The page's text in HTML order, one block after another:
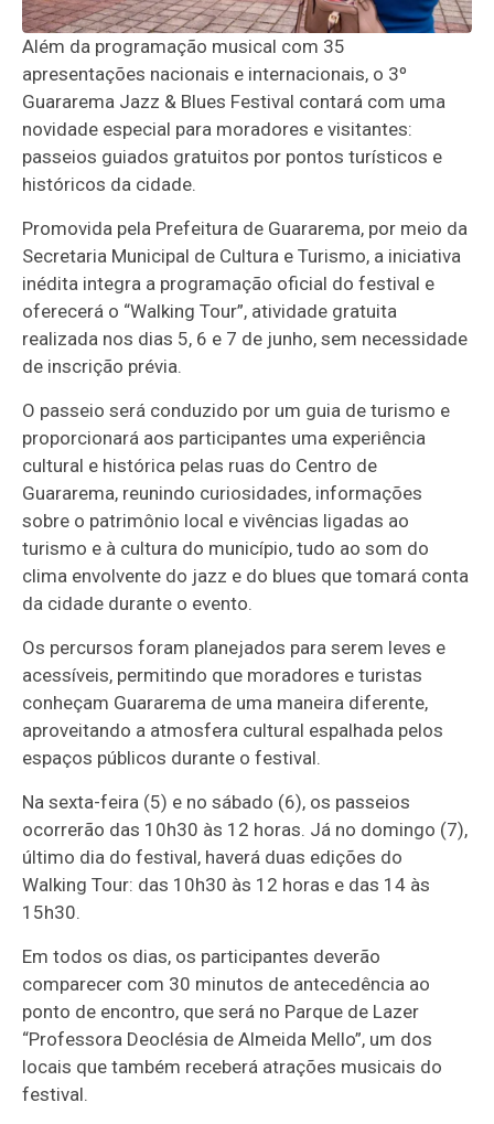
Além da programação musical com 35
apresentações nacionais e internacionais, o 3º
Guararema Jazz & Blues Festival contará com uma
novidade especial para moradores e visitantes:
passeios guiados gratuitos por pontos turísticos e
históricos da cidade.
Promovida pela Prefeitura de Guararema, por meio da
Secretaria Municipal de Cultura e Turismo, a iniciativa
inédita integra a programação oficial do festival e
oferecerá o “Walking Tour”, atividade gratuita
realizada nos dias 5, 6 e 7 de junho, sem necessidade
de inscrição prévia.
O passeio será conduzido por um guia de turismo e
proporcionará aos participantes uma experiência
cultural e histórica pelas ruas do Centro de
Guararema, reunindo curiosidades, informações
sobre o patrimônio local e vivências ligadas ao
turismo e à cultura do município, tudo ao som do
clima envolvente do jazz e do blues que tomará conta
da cidade durante o evento.
Os percursos foram planejados para serem leves e
acessíveis, permitindo que moradores e turistas
conheçam Guararema de uma maneira diferente,
aproveitando a atmosfera cultural espalhada pelos
espaços públicos durante o festival.
Na sexta-feira (5) e no sábado (6), os passeios
ocorrerão das 10h30 às 12 horas. Já no domingo (7),
último dia do festival, haverá duas edições do
Walking Tour: das 10h30 às 12 horas e das 14 às
15h30.
Em todos os dias, os participantes deverão
comparecer com 30 minutos de antecedência ao
ponto de encontro, que será no Parque de Lazer
“Professora Deoclésia de Almeida Mello”, um dos
locais que também receberá atrações musicais do
festival.